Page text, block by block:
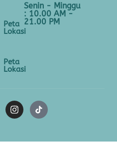
Peta
Lokasi
Peta
Lokasi
Senin - Minggu
: 10.00 AM -
21.00 PM